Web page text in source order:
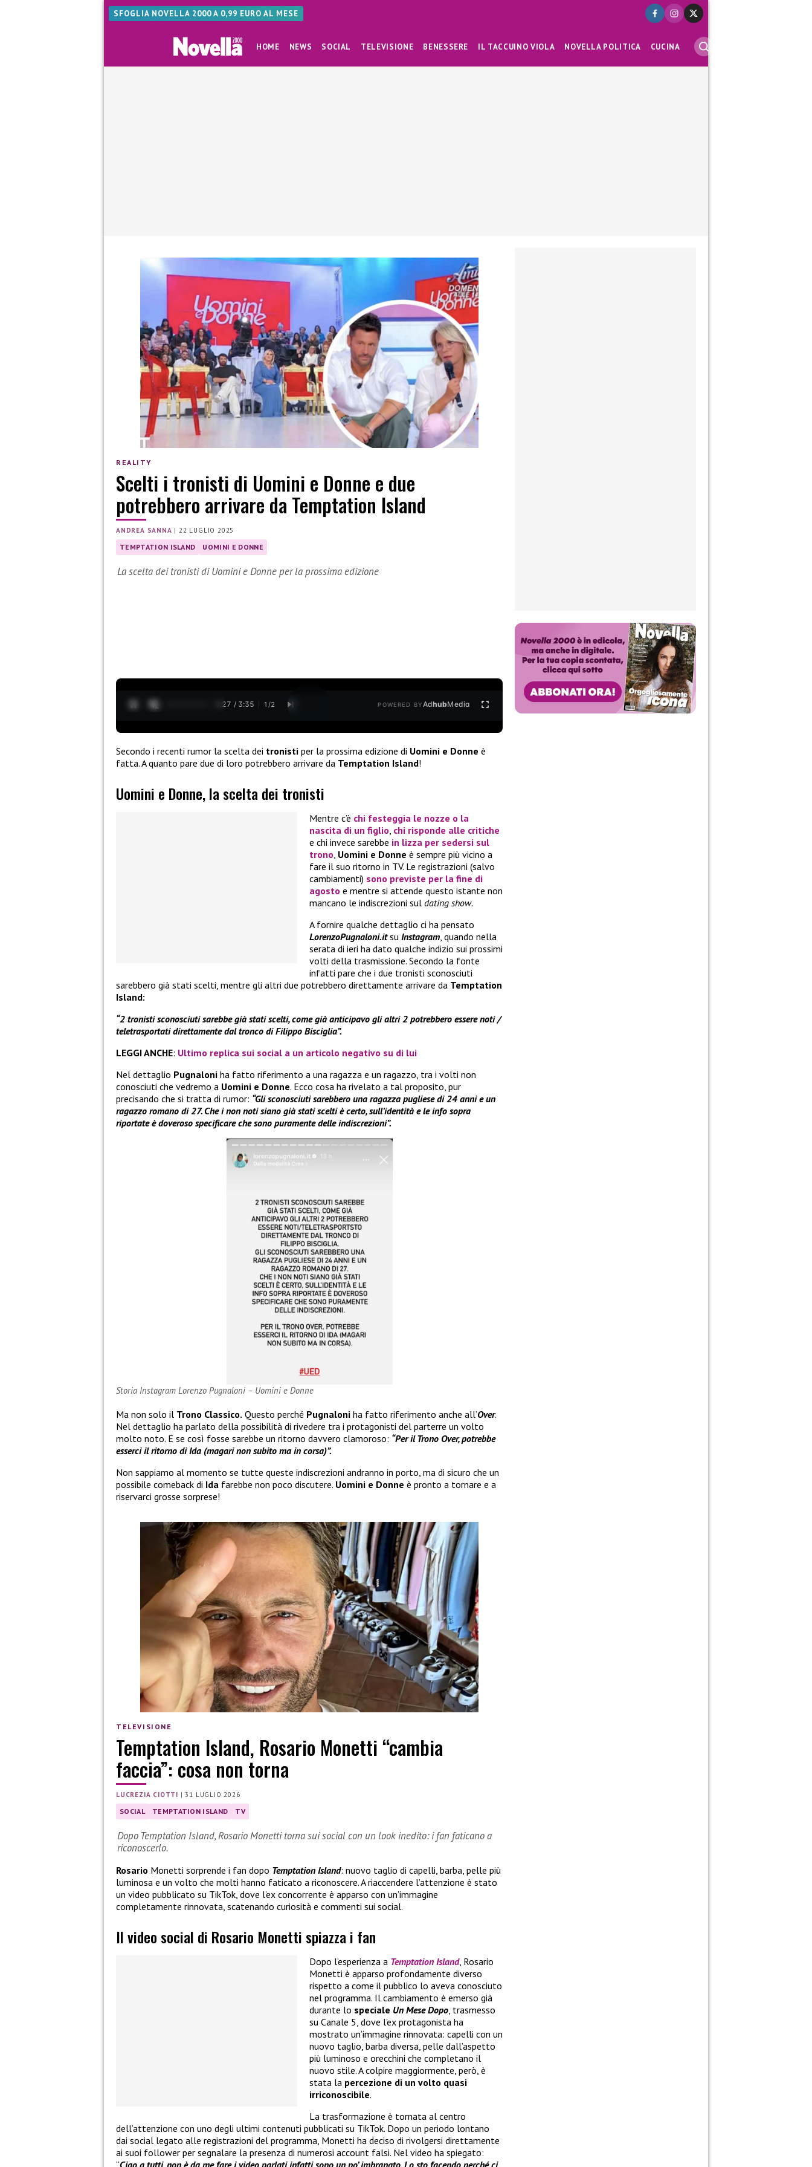
SFOGLIA NOVELLA 2000 A 0,99 EURO AL MESE
HOME NEWS SOCIAL TELEVISIONE BENESSERE IL TACCUINO VIOLA NOVELLA POLITICA CUCINA
REALITY
Scelti i tronisti di Uomini e Donne e due
potrebbero arrivare da Temptation Island
ANDREA SANNA |22 LUGLIO 2025
TEMPTATION ISLAND UOMINI E DONNE
La scelta dei tronisti di Uomini e Donne per la prossima edizione
0:28 / 3:35 1 /2 POWERED BYAdhubMedia
Secondo i recenti rumor la scelta dei tronisti per la prossima edizione di Uomini e Donne è
fatta. A quanto pare due di loro potrebbero arrivare da Temptation Island!
Uomini e Donne, la scelta dei tronisti
Mentre c’è chi festeggia le nozze o la
nascita di un figlio, chi risponde alle critiche
e chi invece sarebbe in lizza per sedersi sul
trono, Uomini e Donne è sempre più vicino a
fare il suo ritorno in TV. Le registrazioni (salvo
cambiamenti) sono previste per la fine di
agosto e mentre si attende questo istante non
mancano le indiscrezioni sul dating show.
A fornire qualche dettaglio ci ha pensato
LorenzoPugnaloni.itsu Instagram, quando nella
serata di ieri ha dato qualche indizio sui prossimi
volti della trasmissione. Secondo la fonte
infatti pare che i due tronisti sconosciuti
sarebbero già stati scelti, mentre gli altri due potrebbero direttamente arrivare da Temptation
Island:
“2 tronisti sconosciuti sarebbe già stati scelti, come già anticipavo gli altri 2 potrebbero essere noti /
teletrasportati direttamente dal tronco di Filippo Bisciglia”.
LEGGI ANCHE: Ultimo replica sui social a un articolo negativo su di lui
Nel dettaglio Pugnaloni ha fatto riferimento a una ragazza e un ragazzo, tra i volti non
conosciuti che vedremo a Uomini e Donne. Ecco cosa ha rivelato a tal proposito, pur
precisando che si tratta di rumor: “Gli sconosciuti sarebbero una ragazza pugliese di 24 anni e un
ragazzo romano di 27. Che i non noti siano già stati scelti è certo, sull’identità e le info sopra
riportate è doveroso specificare che sono puramente delle indiscrezioni”.
Storia Instagram Lorenzo Pugnaloni – Uomini e Donne
Ma non solo il Trono Classico. Questo perché Pugnaloni ha fatto riferimento anche all’Over.
Nel dettaglio ha parlato della possibilità di rivedere tra i protagonisti del parterre un volto
molto noto. E se così fosse sarebbe un ritorno davvero clamoroso: “Per il Trono Over, potrebbe
esserci il ritorno di Ida (magari non subito ma in corsa)”.
Non sappiamo al momento se tutte queste indiscrezioni andranno in porto, ma di sicuro che un
possibile comeback di Ida farebbe non poco discutere. Uomini e Donne è pronto a tornare e a
riservarci grosse sorprese!
TELEVISIONE
Temptation Island, Rosario Monetti “cambia
faccia”: cosa non torna
LUCREZIA CIOTTI |31 LUGLIO 2026
SOCIAL TEMPTATION ISLAND TV
Dopo Temptation Island, Rosario Monetti torna sui social con un look inedito: i fan faticano a
riconoscerlo.
Rosario Monetti sorprende i fan dopo Temptation Island: nuovo taglio di capelli, barba, pelle più
luminosa e un volto che molti hanno faticato a riconoscere. A riaccendere l’attenzione è stato
un video pubblicato su TikTok, dove l’ex concorrente è apparso con un’immagine
completamente rinnovata, scatenando curiosità e commenti sui social.
Il video social di Rosario Monetti spiazza i fan
Dopo l’esperienza a Temptation Island, Rosario
Monetti è apparso profondamente diverso
rispetto a come il pubblico lo aveva conosciuto
nel programma. Il cambiamento è emerso già
durante lo speciale Un Mese Dopo, trasmesso
su Canale 5, dove l’ex protagonista ha
mostrato un’immagine rinnovata: capelli con un
nuovo taglio, barba diversa, pelle dall’aspetto
più luminoso e orecchini che completano il
nuovo stile. A colpire maggiormente, però, è
stata la percezione di un volto quasi
irriconoscibile.
La trasformazione è tornata al centro
dell’attenzione con uno degli ultimi contenuti pubblicati su TikTok. Dopo un periodo lontano
dai social legato alle registrazioni del programma, Monetti ha deciso di rivolgersi direttamente
ai suoi follower per segnalare la presenza di numerosi account falsi. Nel video ha spiegato: